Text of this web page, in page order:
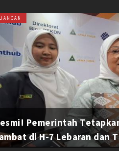
Pemerintah
di H-7 Lebaran dan